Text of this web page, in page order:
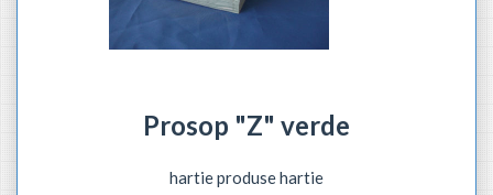
Prosop "Z" verde
hartie produse hartie